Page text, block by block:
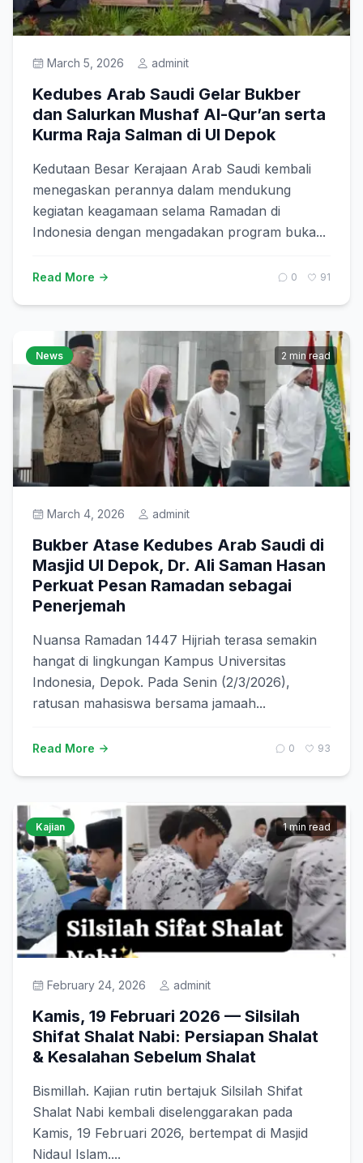
March 5, 2026 adminit
Kedubes Arab Saudi Gelar Bukber
dan Salurkan Mushaf Al-Qur’an serta
Kurma Raja Salman di UI Depok
Kedutaan Besar Kerajaan Arab Saudi kembali
menegaskan perannya dalam mendukung
kegiatan keagamaan selama Ramadan di
Indonesia dengan mengadakan program buka...
Read More 0 91
News 2 min read
March 4, 2026 adminit
Bukber Atase Kedubes Arab Saudi di
Masjid UI Depok, Dr. Ali Saman Hasan
Perkuat Pesan Ramadan sebagai
Penerjemah
Nuansa Ramadan 1447 Hijriah terasa semakin
hangat di lingkungan Kampus Universitas
Indonesia, Depok. Pada Senin (2/3/2026),
ratusan mahasiswa bersama jamaah...
Read More 0 93
Kajian 1 min read
February 24, 2026 adminit
Kamis, 19 Februari 2026 — Silsilah
Shifat Shalat Nabi: Persiapan Shalat
& Kesalahan Sebelum Shalat
Bismillah. Kajian rutin bertajuk Silsilah Shifat
Shalat Nabi kembali diselenggarakan pada
Kamis, 19 Februari 2026, bertempat di Masjid
Nidaul Islam....